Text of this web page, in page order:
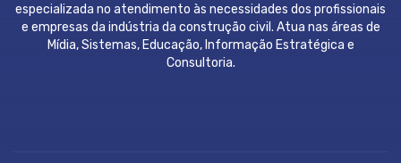
especializada no atendimento às necessidades dos profissionais
e empresas da indústria da construção civil. Atua nas áreas de
Mídia, Sistemas, Educação, Informação Estratégica e
Consultoria.